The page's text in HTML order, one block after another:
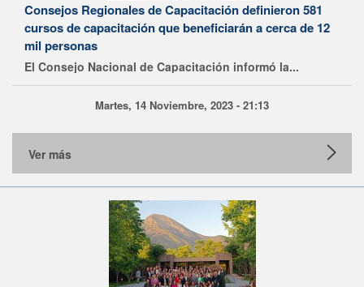
Consejos Regionales de Capacitación definieron 581
cursos de capacitación que beneficiarán a cerca de 12
mil personas
El Consejo Nacional de Capacitación informó la...
Martes, 14 Noviembre, 2023 - 21:13
Ver más